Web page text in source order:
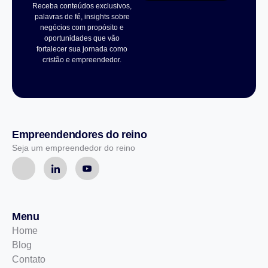
Receba conteúdos exclusivos,
palavras de fé, insights sobre
negócios com propósito e
oportunidades que vão
fortalecer sua jornada como
cristão e empreendedor.
Empreendendores do reino
Seja um empreendedor do reino
Menu
Home
Blog
Contato